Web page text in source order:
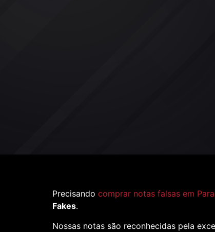
Precisando comprar notas falsas em
Fakes.
Nossas notas são reconhecidas pela